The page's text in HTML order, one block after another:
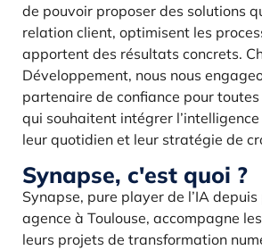
de pouvoir proposer des solutions
relation client, optimisent les
apportent des résultats concrets.
Développement, nous nous
partenaire de confiance pour
qui souhaitent intégrer
leur quotidien et leur stratégie de
Synapse, c'est quoi ?
Synapse, pure player de l’IA
agence à Toulouse, accompagne
leurs projets de transformation